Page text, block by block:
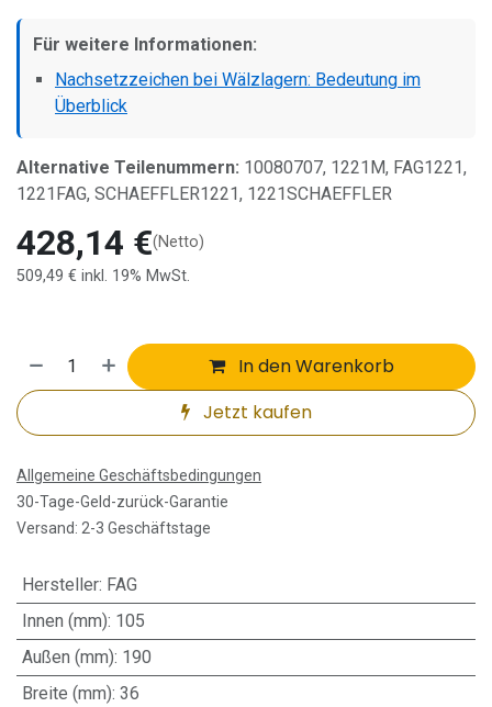
Für weitere Informationen:
Nachsetzzeichen bei Wälzlagern: Bedeutung im
Überblick
Alternative Teilenummern: 10080707, 1221M, FAG1221,
1221FAG, SCHAEFFLER1221, 1221SCHAEFFLER
428,14 €(Netto)
509,49 € inkl. 19% MwSt.
In den Warenkorb
Jetzt kaufen
Allgemeine Geschäftsbedingungen
30-Tage-Geld-zurück-Garantie
Versand: 2-3 Geschäftstage
Hersteller: FAG
Innen (mm): 105
Außen (mm): 190
Breite (mm): 36